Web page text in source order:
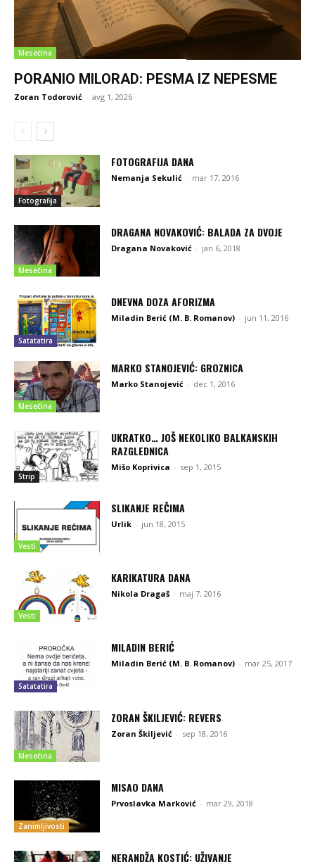
Mesečina
PORANIO MILORAD: PESMA IZ NEPESME
Zoran Todorović - avg 1, 2026
Fotografija
FOTOGRAFIJA DANA
Nemanja Sekulić - mar 17, 2016
Mesečina
DRAGANA NOVAKOVIĆ: BALADA ZA DVOJE
Dragana Novaković - jan 6, 2018
Satatatira
DNEVNA DOZA AFORIZMA
Miladin Berić (M. B. Romanov) - jun 11, 2016
Mesečina
MARKO STANOJEVIĆ: GROZNICA
Marko Stanojević - dec 1, 2016
Strip
UKRATKO… JOŠ NEKOLIKO BALKANSKIH
RAZGLEDNICA
Mišo Koprivica - sep 1, 2015
Vesti
SLIKANJE REČIMA
Urlik - jun 18, 2015
Vesti
KARIKATURA DANA
Nikola Dragaš - maj 7, 2016
Satatatira
MILADIN BERIĆ
Miladin Berić (M. B. Romanov) - mar 25, 2017
Mesečina
ZORAN ŠKILJEVIĆ: REVERS
Zoran Škiljević - sep 18, 2016
Zanimljivosti
MISAO DANA
Prvoslavka Marković - mar 29, 2018
NERANDŽA KOSTIĆ: UŽIVANJE